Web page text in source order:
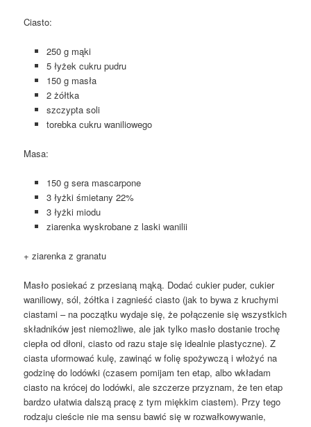
Ciasto:
250 g mąki
5 łyżek cukru pudru
150 g masła
2 żółtka
szczypta soli
torebka cukru waniliowego
Masa:
150 g sera mascarpone
3 łyżki śmietany 22%
3 łyżki miodu
ziarenka wyskrobane z laski wanilii
+ ziarenka z granatu
Masło posiekać z przesianą mąką. Dodać cukier puder, cukier
waniliowy, sól, żółtka i zagnieść ciasto (jak to bywa z kruchymi
ciastami – na początku wydaje się, że połączenie się wszystkich
składników jest niemożliwe, ale jak tylko masło dostanie trochę
ciepła od dłoni, ciasto od razu staje się idealnie plastyczne). Z
ciasta uformować kulę, zawinąć w folię spożywczą i włożyć na
godzinę do lodówki (czasem pomijam ten etap, albo wkładam
ciasto na krócej do lodówki, ale szczerze przyznam, że ten etap
bardzo ułatwia dalszą pracę z tym miękkim ciastem). Przy tego
rodzaju cieście nie ma sensu bawić się w rozwałkowywanie,